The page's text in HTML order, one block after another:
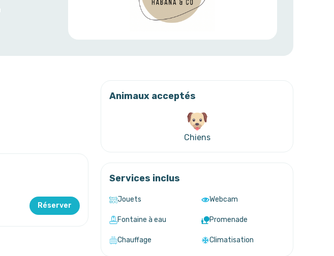
Réserver
Animaux acceptés
Chiens
Services inclus
Jouets Webcam
Fontaine à eau Promenade
Chauffage Climatisation